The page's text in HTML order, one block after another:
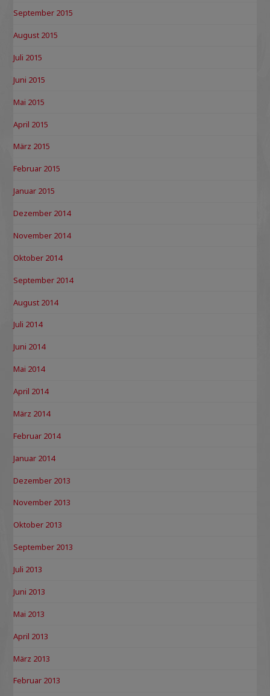
September 2015
August 2015
Juli 2015
Juni 2015
Mai 2015
April 2015
März 2015
Februar 2015
Januar 2015
Dezember 2014
November 2014
Oktober 2014
September 2014
August 2014
Juli 2014
Juni 2014
Mai 2014
April 2014
März 2014
Februar 2014
Januar 2014
Dezember 2013
November 2013
Oktober 2013
September 2013
Juli 2013
Juni 2013
Mai 2013
April 2013
März 2013
Februar 2013